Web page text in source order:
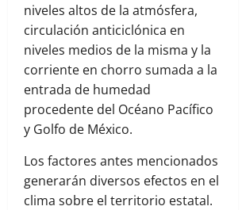
niveles altos de la atmósfera,
circulación anticiclónica en
niveles medios de la misma y la
corriente en chorro sumada a la
entrada de humedad
procedente del Océano Pacífico
y Golfo de México.
Los factores antes mencionados
generarán diversos efectos en el
clima sobre el territorio estatal.